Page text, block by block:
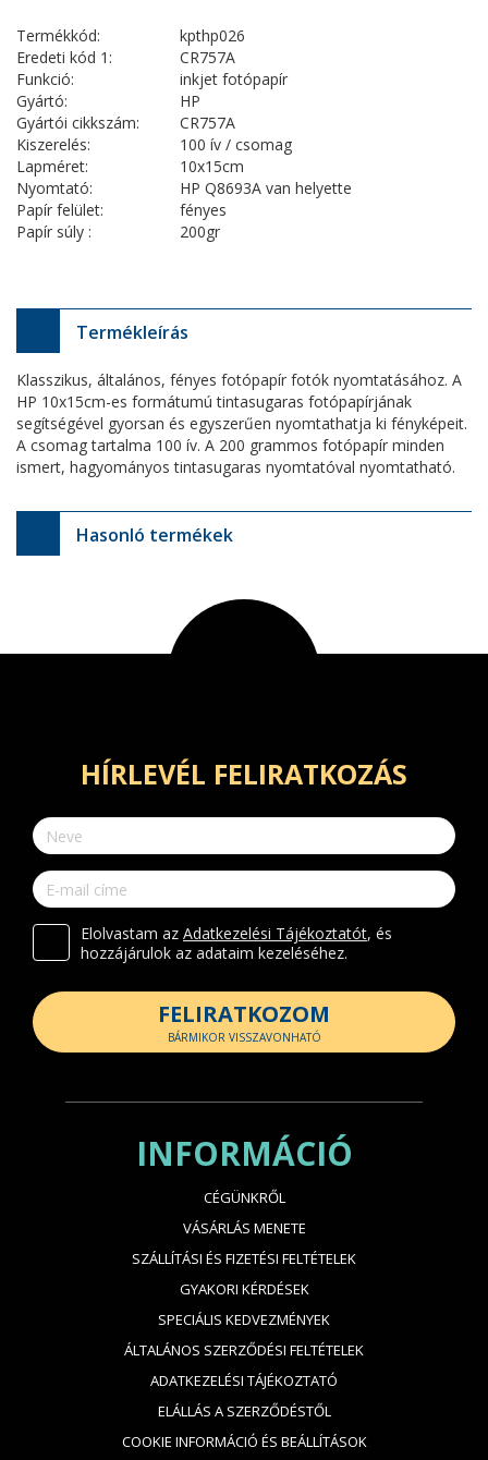
Termékkód:
kpthp026
Eredeti kód 1:
CR757A
Funkció:
inkjet fotópapír
Gyártó:
HP
Gyártói cikkszám:
CR757A
Kiszerelés:
100 ív / csomag
Lapméret:
10x15cm
Nyomtató:
HP Q8693A van helyette
Papír felület:
fényes
Papír súly :
200gr
Termékleírás
Klasszikus, általános, fényes fotópapír fotók nyomtatásához. A
HP 10x15cm-es formátumú tintasugaras fotópapírjának
segítségével gyorsan és egyszerűen nyomtathatja ki fényképeit.
A csomag tartalma 100 ív. A 200 grammos fotópapír minden
ismert, hagyományos tintasugaras nyomtatóval nyomtatható.
Hasonló termékek
HÍRLEVÉL FELIRATKOZÁS
Elolvastam az Adatkezelési Tájékoztatót, és
hozzájárulok az adataim kezeléséhez.
FELIRATKOZOM
BÁRMIKOR VISSZAVONHATÓ
INFORMÁCIÓ
CÉGÜNKRŐL
VÁSÁRLÁS MENETE
SZÁLLÍTÁSI ÉS FIZETÉSI FELTÉTELEK
GYAKORI KÉRDÉSEK
SPECIÁLIS KEDVEZMÉNYEK
ÁLTALÁNOS SZERZŐDÉSI FELTÉTELEK
ADATKEZELÉSI TÁJÉKOZTATÓ
ELÁLLÁS A SZERZŐDÉSTŐL
COOKIE INFORMÁCIÓ ÉS BEÁLLÍTÁSOK